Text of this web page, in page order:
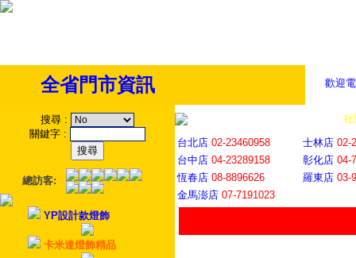
歡迎
全省門市資訊
搜尋 :
關鍵字 :
總訪客:
YP設計款燈飾
卡米達燈飾精品
社
台北店 02-23460958 士林店 02-
台中店 04-23289158 彰化店 04-
恆春店 08-8896626 羅東店 03-
金馬澎店 07-7191023